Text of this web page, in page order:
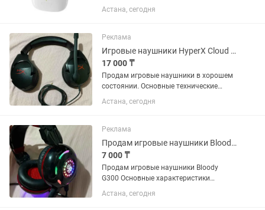
пользовались всего 4 месяца.
Оригинал, премиальная модель.
Bluetooth ✅ Подключается к iPhone /...
Астана, сегодня
Реклама
Игровые наушники HyperX Cloud Stinger
17 000 ₸
Продам игровые наушники в хорошем
состоянии. Основные технические
характеристики Тип подключения:
Проводное, через разъем миниджек 3,5
магнитами для точного...
Астана, сегодня
Реклама
Продам игровые наушники Bloody G300
7 000 ₸
Продам игровые наушники Bloody
G300 Основные характеристики
Динамики: 40 мм с неодимовыми
магнитами; мембрана обработана
Астана, сегодня